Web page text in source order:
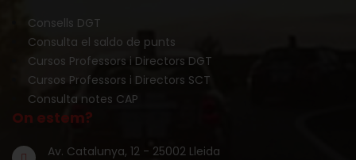
Consells DGT
Consulta el saldo de punts
Cursos Professors i Directors DGT
Cursos Professors i Directors SCT
Consulta notes CAP
On estem?
Av. Catalunya, 12 - 25002 Lleida